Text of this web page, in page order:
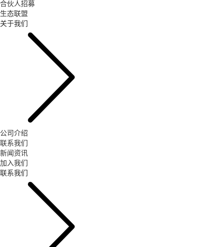
合伙人招募
生态联盟
关于我们
公司介绍
联系我们
新闻资讯
加入我们
联系我们